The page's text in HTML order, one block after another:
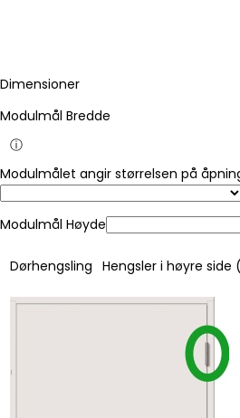
Dimensioner
Modulmål Bredde
ⓘ
Modulmålet angir størrelsen på
Modulmål Høyde
Dørhengsling Hengsler i høyre